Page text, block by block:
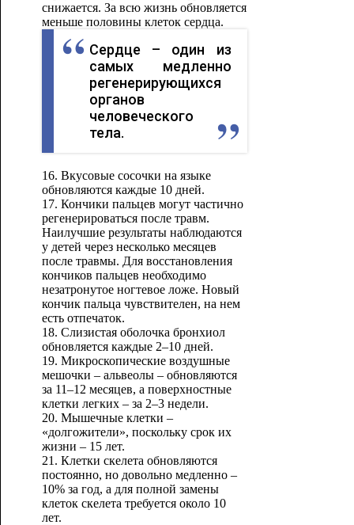
снижается. За всю жизнь обновляется
меньше половины клеток сердца.
Сердце – один из
самых медленно
регенерирующихся
органов
человеческого
тела.
16. Вкусовые сосочки на языке
обновляются каждые 10 дней.
17. Кончики пальцев могут частично
регенерироваться после травм.
Наилучшие результаты наблюдаются
у детей через несколько месяцев
после травмы. Для восстановления
кончиков пальцев необходимо
незатронутое ногтевое ложе. Новый
кончик пальца чувствителен, на нем
есть отпечаток.
18. Слизистая оболочка бронхиол
обновляется каждые 2–10 дней.
19. Микроскопические воздушные
мешочки – альвеолы – обновляются
за 11–12 месяцев, а поверхностные
клетки легких – за 2–3 недели.
20. Мышечные клетки –
«долгожители», поскольку срок их
жизни – 15 лет.
21. Клетки скелета обновляются
постоянно, но довольно медленно –
10% за год, а для полной замены
клеток скелета требуется около 10
лет.